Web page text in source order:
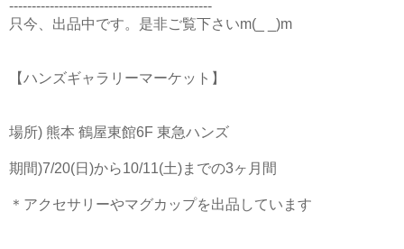
---------------------------------------------
只今、出品中です。是非ご覧下さいm(_ _)m
【ハンズギャラリーマーケット】
場所) 熊本 鶴屋東館6F 東急ハンズ
期間)7/20(日)から10/11(土)までの3ヶ月間
＊アクセサリーやマグカップを出品しています